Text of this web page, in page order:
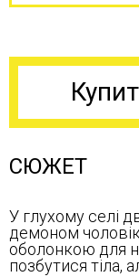
СЮЖЕТ
У глухому селі
демоном
оболонкою для
позбутися тіла,